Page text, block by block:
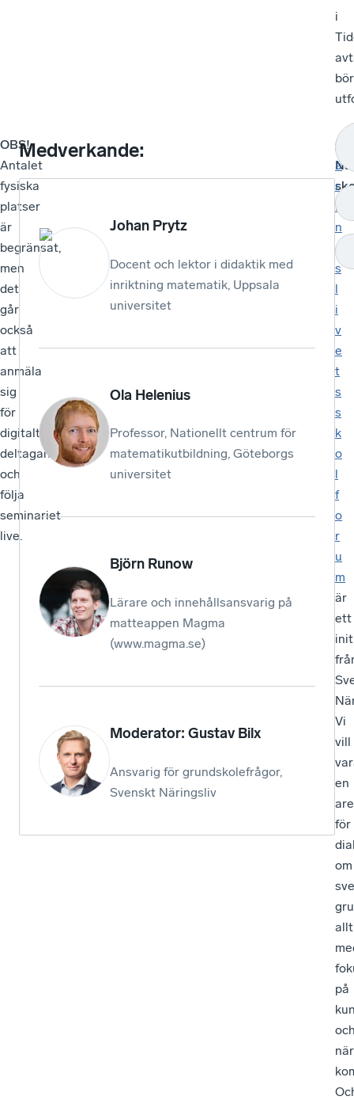
i
bör
OBS!
Antalet
fysiska
platser
är
begränsat,
men
det
går
också
att
anmäla
sig
för
digitalt
deltagande
och
följa
seminariet
live.
Medverkande:
Johan Prytz
Docent och lektor i didaktik med
inriktning matematik, Uppsala
universitet
Ola Helenius
Professor, Nationellt centrum för
matematikutbildning, Göteborgs
universitet
Björn Runow
Lärare och innehållsansvarig på
matteappen Magma
(www.magma.se)
Moderator: Gustav Bilx
Ansvarig för grundskolefrågor,
Svenskt Näringsliv
Om
N
ä
r
i
n
g
s
l
i
v
e
t
s
s
k
o
l
f
o
r
u
m
är
ett
Vi
vill
en
för
om
på